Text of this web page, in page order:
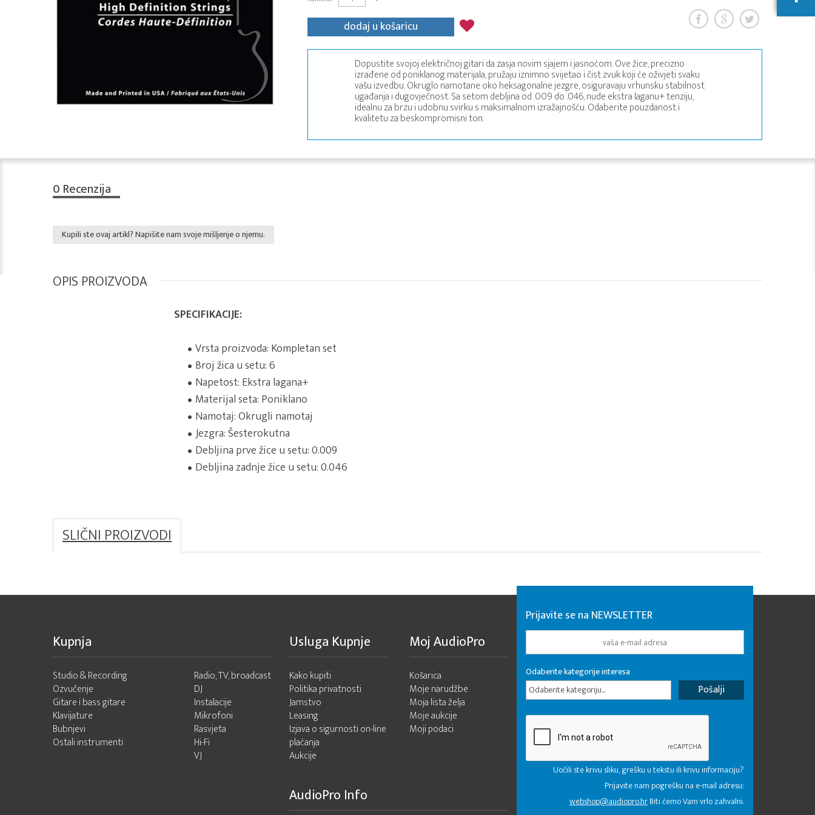
dodaj u košaricu
Dopustite svojoj električnoj gitari da zasja novim sjajem i jasnoćom. Ove žice, precizno
izrađene od poniklanog materijala, pružaju iznimno svijetao i čist zvuk koji će oživjeti svaku
vašu izvedbu. Okruglo namotane oko heksagonalne jezgre, osiguravaju vrhunsku stabilnost
ugađanja i dugovječnost. Sa setom debljina od .009 do .046, nude ekstra laganu+ tenziju,
idealnu za brzu i udobnu svirku s maksimalnom izražajnošću. Odaberite pouzdanost i
kvalitetu za beskompromisni ton.
0 Recenzija
Kupili ste ovaj artikl? Napišite nam svoje mišljenje o njemu.
OPIS PROIZVODA
SPECIFIKACIJE:
Vrsta proizvoda: Kompletan set
Broj žica u setu: 6
Napetost: Ekstra lagana+
Materijal seta: Poniklano
Namotaj: Okrugli namotaj
Jezgra: Šesterokutna
Debljina prve žice u setu: 0.009
Debljina zadnje žice u setu: 0.046
SLIČNI PROIZVODI
Kupnja
Studio & Recording
Ozvučenje
Gitare i bass gitare
Klavijature
Bubnjevi
Ostali instrumenti
Radio, TV, broadcast
DJ
Instalacije
Mikrofoni
Rasvjeta
Hi-Fi
VJ
Usluga Kupnje
Kako kupiti
Politika privatnosti
Jamstvo
Leasing
Izjava o sigurnosti on-line
plaćanja
Aukcije
Moj AudioPro
Košarica
Moje narudžbe
Moja lista želja
Moje aukcije
Moji podaci
AudioPro Info
Prijavite se na NEWSLETTER
Odaberite kategorije interesa
Odaberite kategoriju...
Uočili ste krivu sliku, grešku u tekstu ili krivu informaciju?
Prijavite nam pogrešku na e-mail adresu:
webshop@audiopro.hrBiti ćemo Vam vrlo zahvalni.